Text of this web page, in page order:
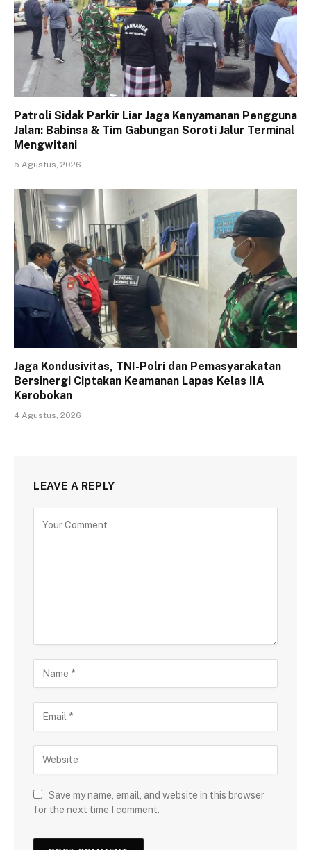
Patroli Sidak Parkir Liar Jaga Kenyamanan Pengguna
Jalan: Babinsa & Tim Gabungan Soroti Jalur Terminal
Mengwitani
5 Agustus, 2026
Jaga Kondusivitas, TNI-Polri dan Pemasyarakatan
Bersinergi Ciptakan Keamanan Lapas Kelas IIA
Kerobokan
4 Agustus, 2026
LEAVE A REPLY
Save my name, email, and website in this browser
for the next time I comment.